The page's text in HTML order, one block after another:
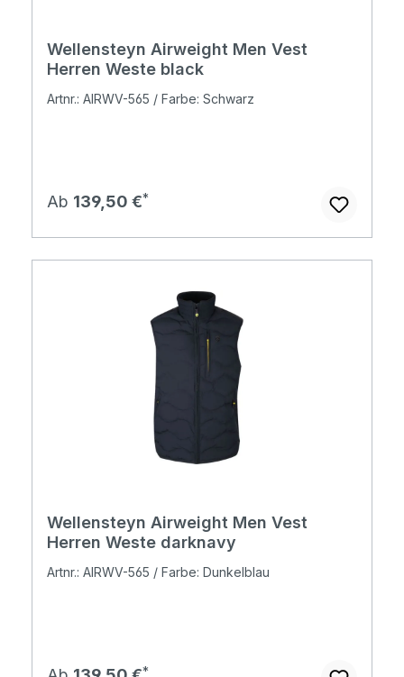
Wellensteyn Airweight Men Vest
Herren Weste black
Artnr.: AIRWV-565 / Farbe: Schwarz
Regulärer Preis:
Ab 139,50 €
Wellensteyn Airweight Men Vest
Herren Weste darknavy
Artnr.: AIRWV-565 / Farbe: Dunkelblau